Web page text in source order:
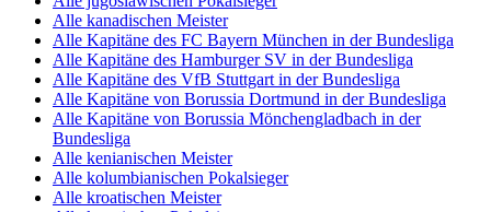
Alle kanadischen Meister
Alle Kapitäne des FC Bayern München in der Bundesliga
Alle Kapitäne des Hamburger SV in der Bundesliga
Alle Kapitäne des VfB Stuttgart in der Bundesliga
Alle Kapitäne von Borussia Dortmund in der Bundesliga
Alle Kapitäne von Borussia Mönchengladbach in der
Bundesliga
Alle kenianischen Meister
Alle kolumbianischen Pokalsieger
Alle kroatischen Meister